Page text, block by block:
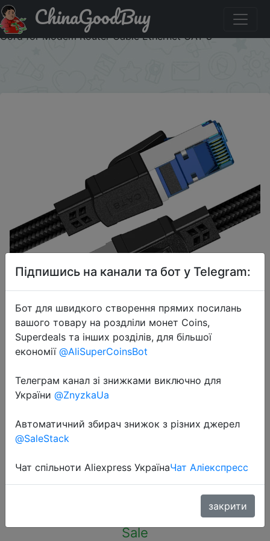
Придбати HENGSUR CAT8 Ethernet Cable 40Gbps
2000MHz RJ45 10M 20M 30M Network Internet Patch
Cord for Modem Router Cable Ethernet CAT 8
ChinaGoodBuy
2023-12-06
40Gbps 2000MHz RJ45 10M 20M
30M Network Internet Patch Cord
for Modem Router Cable Ethernet
CAT 8
$1
Sale
Підпишись на канали та бот у Telegram:
Бот для швидкого створення прямих посилань
вашого товару на роздліли монет Coins,
Superdeals та інших розділів, для більшої
економії @AliSuperCoinsBot
Телеграм канал зі знижками виключно для
України @ZnyzkaUa
Автоматичний збирач знижок з різних джерел
@SaleStack
Чат спільноти Aliexpress УкраїнаЧат Аліекспресс
закрити